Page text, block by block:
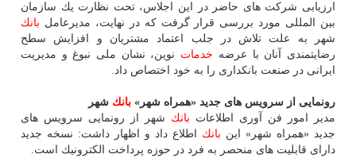
ارزیابی شركت های حاضر در این اجلاس، تحت نظارت یك سازمان
بین المللی مورد بررسی قرار گرفت كه در نهایت، مدیرعامل بانك
شهر به علت تلاش در جلب اعتماد مشتریان و افزایش سطح
رضایتمندی آنان با عرضه خدمات نوین، نشان ملی نبوغ و مدیریت
ایرانی در صنعت بانكداری را به خود اختصاص داد.
رونمایی از سرویس های جدید «همراه شهر» بانك شهر
مدیر امور فن آوری اطلاعات بانك شهر از رونمایی سرویس های
جدید «همراه شهر» این بانك اطلاع داد و اظهار داشت: نسخه جدید
دارای قابلیت های منحصر به فرد در حوزه پرداخت الكترونیك است.